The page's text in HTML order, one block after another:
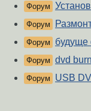
Форум
Форум
Форум будуще
Форум dvd
Форум USB